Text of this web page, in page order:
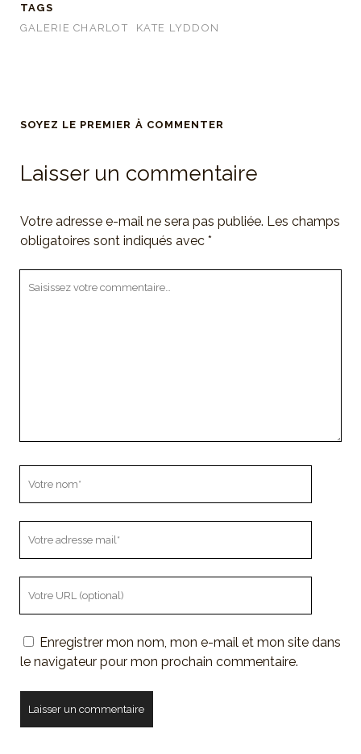
TAGS
GALERIE CHARLOT
KATE LYDDON
SOYEZ LE PREMIER À COMMENTER
Laisser un commentaire
Votre adresse e-mail ne sera pas publiée. Les champs
obligatoires sont indiqués avec *
site Enregistrer mon nom, mon e-mail et mon site dans
le navigateur pour mon prochain commentaire.